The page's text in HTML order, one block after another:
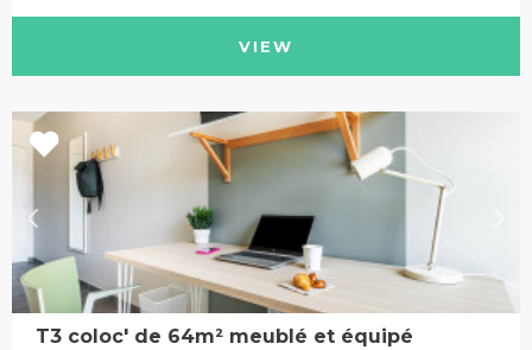
VIEW
T3 coloc' de 64m² meublé et équipé